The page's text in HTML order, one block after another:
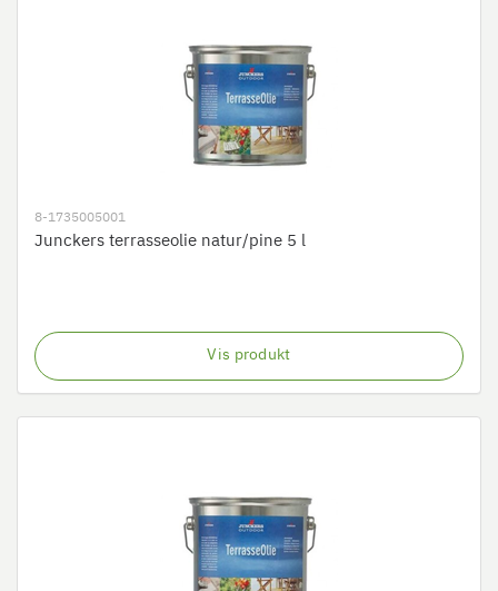
8-1735005001
Junckers terrasseolie natur/pine 5 l
Vis produkt